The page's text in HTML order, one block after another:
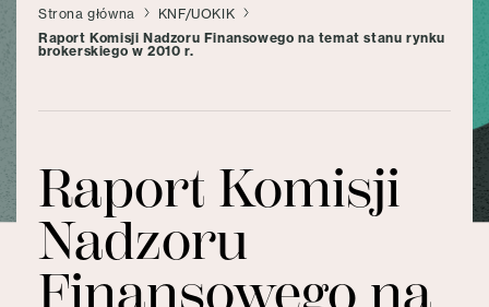
Strona główna
KNF/UOKIK
Raport Komisji Nadzoru Finansowego na temat stanu rynku
brokerskiego w 2010 r.
Raport Komisji
Nadzoru
Finansowego na